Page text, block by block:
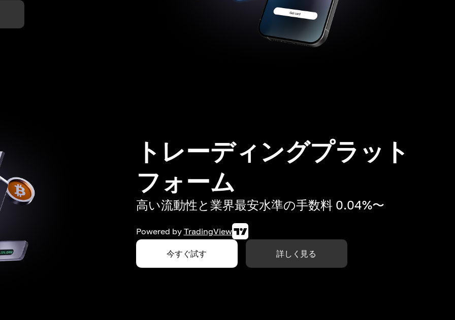
トレーディングプラット
フォーム
高い流動性と業界最安水準の手数料 0.04%〜
Powered by TradingView
今すぐ試す 詳しく見る